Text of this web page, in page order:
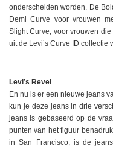
onderscheiden worden. De
Demi Curve voor vrouwen
Slight Curve, voor vrouwen
uit de Levi’s Curve ID collectie
Levi’s Revel
En nu is er een nieuwe jeans
kun je deze jeans in drie
jeans is gebaseerd op de
punten van het figuur
in San Francisco, is de